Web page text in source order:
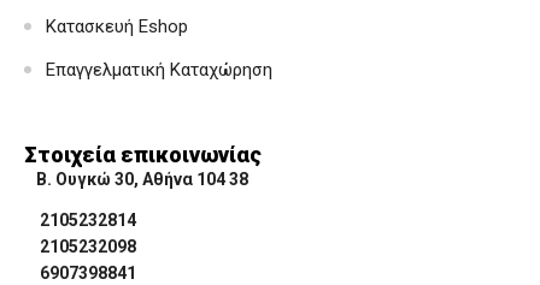
Κατασκευή Eshop
Επαγγελματική Καταχώρηση
Στοιχεία επικοινωνίας
Β. Ουγκώ 30, Αθήνα 104 38
2105232814
2105232098
6907398841